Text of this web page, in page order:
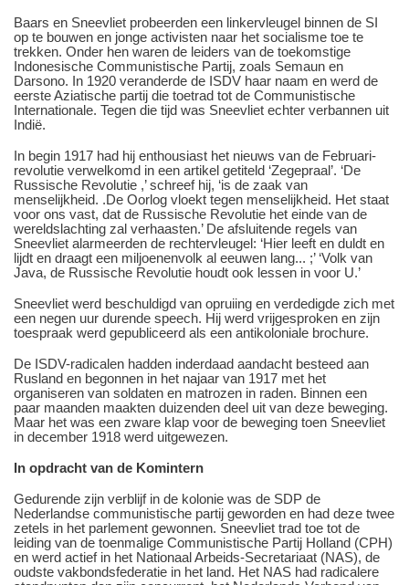
Baars en Sneevliet probeerden een linkervleugel binnen de SI
op te bouwen en jonge activisten naar het socialisme toe te
trekken. Onder hen waren de leiders van de toekomstige
Indonesische Communistische Partij, zoals Semaun en
Darsono. In 1920 veranderde de ISDV haar naam en werd de
eerste Aziatische partij die toetrad tot de Communistische
Internationale. Tegen die tijd was Sneevliet echter verbannen uit
Indië.
In begin 1917 had hij enthousiast het nieuws van de Februari-
revolutie verwelkomd in een artikel getiteld ‘Zegepraal’. ‘De
Russische Revolutie ,’ schreef hij, ‘is de zaak van
menselijkheid. .De Oorlog vloekt tegen menselijkheid. Het staat
voor ons vast, dat de Russische Revolutie het einde van de
wereldslachting zal verhaasten.’ De afsluitende regels van
Sneevliet alarmeerden de rechtervleugel: ‘Hier leeft en duldt en
lijdt en draagt een miljoenenvolk al eeuwen lang... ;’ ‘Volk van
Java, de Russische Revolutie houdt ook lessen in voor U.’
Sneevliet werd beschuldigd van opruiing en verdedigde zich met
een negen uur durende speech. Hij werd vrijgesproken en zijn
toespraak werd gepubliceerd als een antikoloniale brochure.
De ISDV-radicalen hadden inderdaad aandacht besteed aan
Rusland en begonnen in het najaar van 1917 met het
organiseren van soldaten en matrozen in raden. Binnen een
paar maanden maakten duizenden deel uit van deze beweging.
Maar het was een zware klap voor de beweging toen Sneevliet
in december 1918 werd uitgewezen.
In opdracht van de Komintern
Gedurende zijn verblijf in de kolonie was de SDP de
Nederlandse communistische partij geworden en had deze twee
zetels in het parlement gewonnen. Sneevliet trad toe tot de
leiding van de toenmalige Communistische Partij Holland (CPH)
en werd actief in het Nationaal Arbeids-Secretariaat (NAS), de
oudste vakbondsfederatie in het land. Het NAS had radicalere